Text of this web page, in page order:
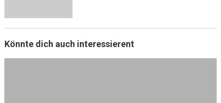
Könnte dich auch interessierent